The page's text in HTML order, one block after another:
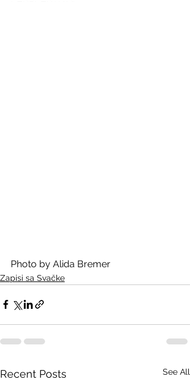
Photo by Alida Bremer
Zapisi sa Svačke
Recent Posts See All